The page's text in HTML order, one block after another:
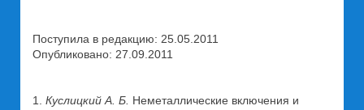
Поступила в редакцию: 25.05.2011
Опубликовано: 27.09.2011
1. Куслицкий А. Б. Неметаллические включения и